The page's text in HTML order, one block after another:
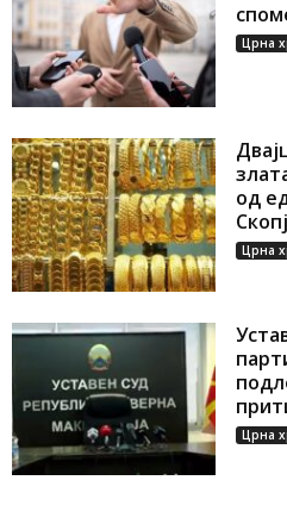
Црна
од
Црна
Црна